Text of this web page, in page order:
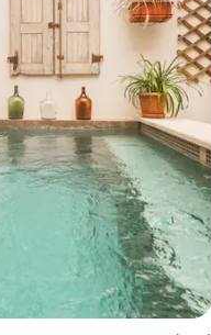
5; 106 evaluaciones